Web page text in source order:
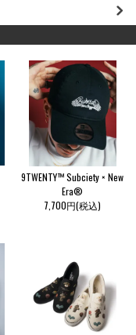
9TWENTY™ Subciety × New
Era®
7,700円(税込)